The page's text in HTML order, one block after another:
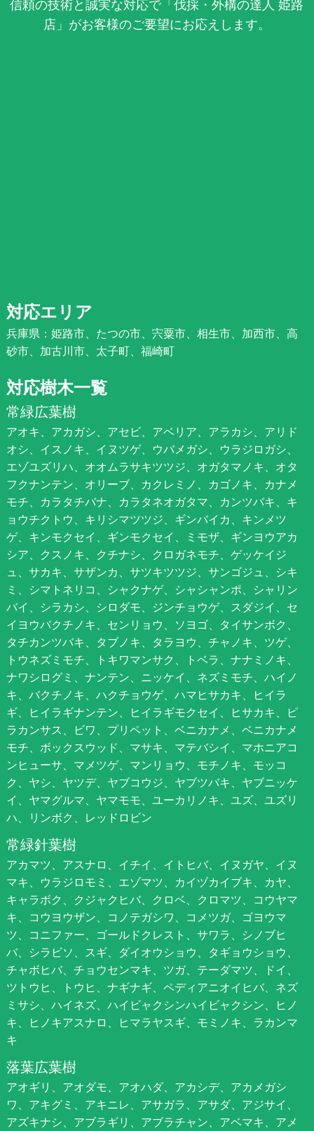
信頼の技術と誠実な対応で「伐採・外構の達人 姫路
店」がお客様のご要望にお応えします。
対応エリア
兵庫県：姫路市、たつの市、宍粟市、相生市、加西市、高
砂市、加古川市、太子町、福崎町
対応樹木一覧
常緑広葉樹
アオキ、アカガシ、アセビ、アベリア、アラカシ、アリド
オシ、イスノキ、イヌツゲ、ウバメガシ、ウラジロガシ、
エゾユズリハ、オオムラサキツツジ、オガタマノキ、オタ
フクナンテン、オリーブ、カクレミノ、カゴノキ、カナメ
モチ、カラタチバナ、カラタネオガタマ、カンツバキ、キ
ョウチクトウ、キリシマツツジ、ギンバイカ、キンメツ
ゲ、キンモクセイ、ギンモクセイ、ミモザ、ギンヨウアカ
シア、クスノキ、クチナシ、クロガネモチ、ゲッケイジ
ュ、サカキ、サザンカ、サツキツツジ、サンゴジュ、シキ
ミ、シマトネリコ、シャクナゲ、シャシャンポ、シャリン
バイ、シラカシ、シロダモ、ジンチョウゲ、スダジイ、セ
イヨウバクチノキ、センリョウ、ソヨゴ、タイサンボク、
タチカンツバキ、タブノキ、タラヨウ、チャノキ、ツゲ、
トウネズミモチ、トキワマンサク、トベラ、ナナミノキ、
ナワシログミ、ナンテン、ニッケイ、ネズミモチ、ハイノ
キ、バクチノキ、ハクチョウゲ、ハマヒサカキ、ヒイラ
ギ、ヒイラギナンテン、ヒイラギモクセイ、ヒサカキ、ピ
ラカンサス、ビワ、プリペット、ベニカナメ、ベニカナメ
モチ、ボックスウッド、マサキ、マテバシイ、マホニアコ
ンヒューサ、マメツゲ、マンリョウ、モチノキ、モッコ
ク、ヤシ、ヤツデ、ヤブコウジ、ヤブツバキ、ヤブニッケ
イ、ヤマグルマ、ヤマモモ、ユーカリノキ、ユズ、ユズリ
ハ、リンボク、レッドロビン
常緑針葉樹
アカマツ、アスナロ、イチイ、イトヒバ、イヌガヤ、イヌ
マキ、ウラジロモミ、エゾマツ、カイヅカイブキ、カヤ、
キャラボク、クジャクヒバ、クロベ、クロマツ、コウヤマ
キ、コウヨウザン、コノテガシワ、コメツガ、ゴヨウマ
ツ、コニファー、ゴールドクレスト、サワラ、シノブヒ
バ、シラビソ、スギ、ダイオウショウ、タギョウショウ、
チャボヒバ、チョウセンマキ、ツガ、テーダマツ、ドイ、
ツトウヒ、トウヒ、ナギナギ、ペディアニオイヒバ、ネズ
ミサシ、ハイネズ、ハイビャクシンハイビャクシン、ヒノ
キ、ヒノキアスナロ、ヒマラヤスギ、モミノキ、ラカンマ
キ
落葉広葉樹
アオギリ、アオダモ、アオハダ、アカシデ、アカメガシ
ワ、アキグミ、アキニレ、アサガラ、アサダ、アジサイ、
アズキナシ、アブラギリ、アブラチャン、アベマキ、アメ